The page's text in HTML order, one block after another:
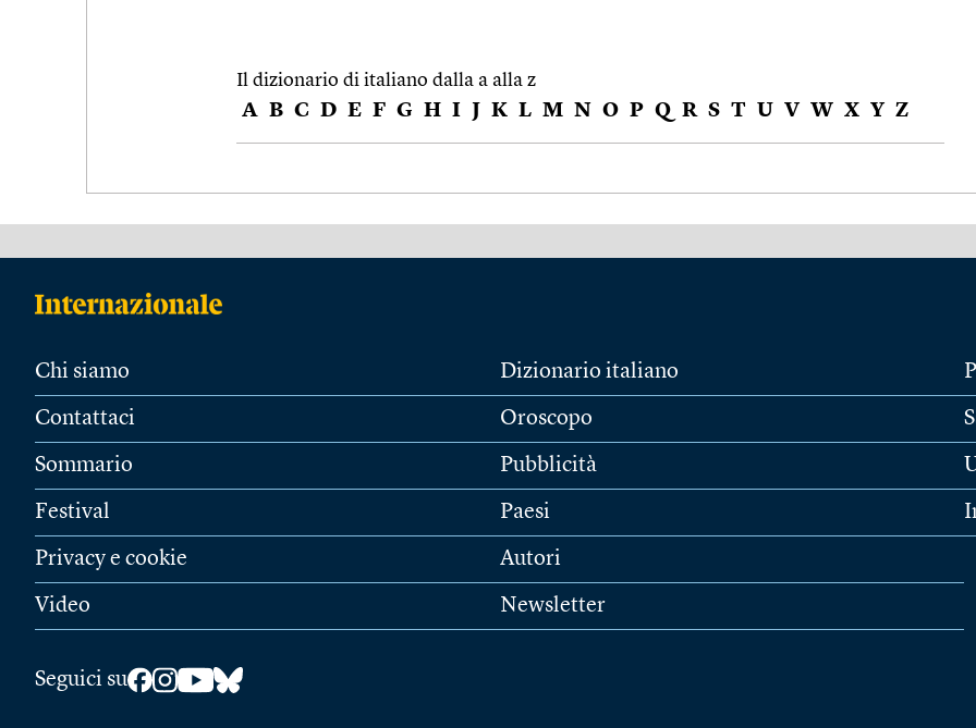
Il dizionario di italiano dalla a alla z
A B C D E F G H I J K L M N O P Q R S T U V W X Y Z
Chi siamo
Contattaci
Sommario
Festival
Privacy e cookie
Video
Dizionario italiano
Oroscopo
Pubblicità
Paesi
Autori
Newsletter
Seguici su